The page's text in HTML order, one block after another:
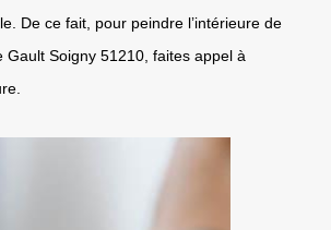
De ce fait, pour peindre l’intérieure de
Gault Soigny 51210, faites appel à